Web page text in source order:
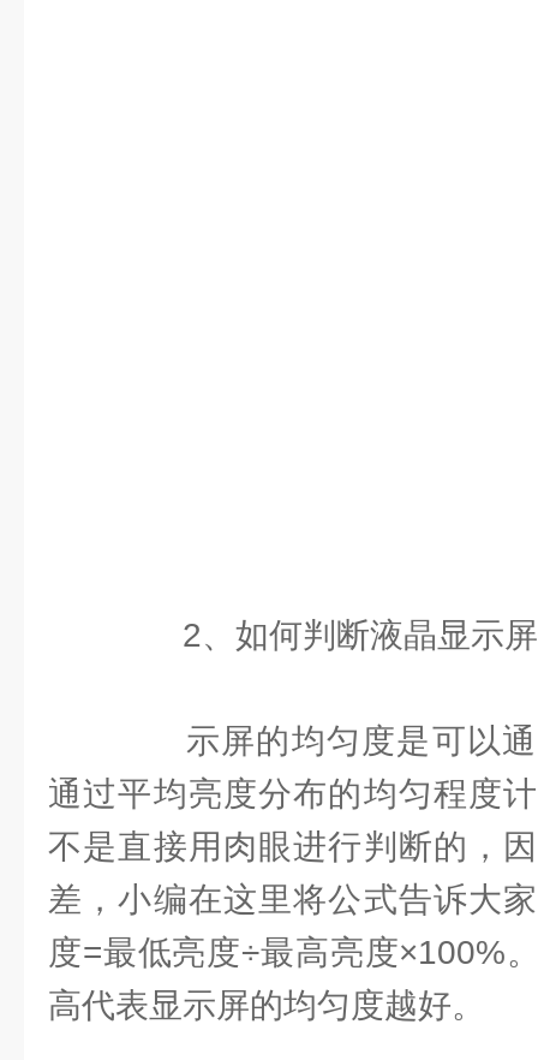
2、如何判断液晶显示屏
示屏的均匀度是可以通
通过平均亮度分布的均匀程度
不是直接用肉眼进行判断的，
差，小编在这里将公式告诉大
度=最低亮度÷最高亮度×100%
高代表显示屏的均匀度越好。